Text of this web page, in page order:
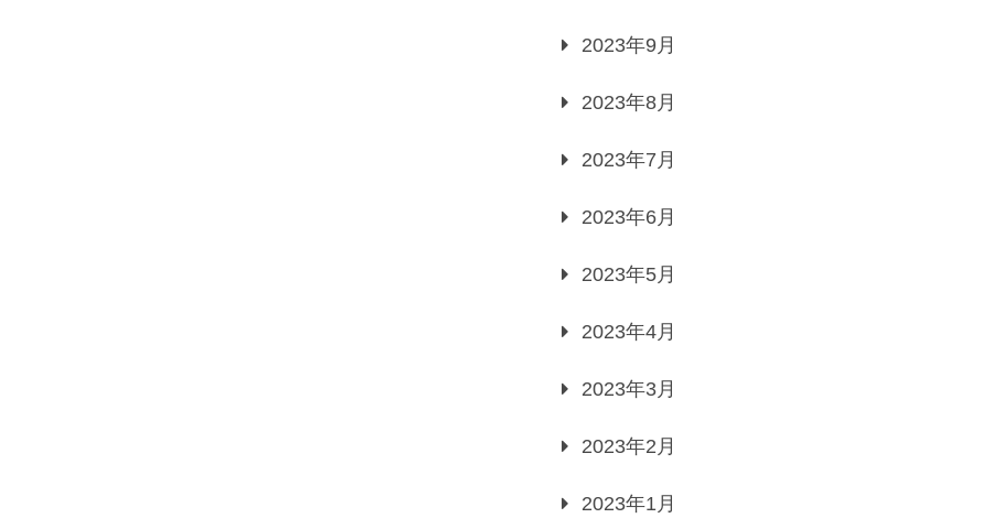
2023年9月
2023年8月
2023年7月
2023年6月
2023年5月
2023年4月
2023年3月
2023年2月
2023年1月